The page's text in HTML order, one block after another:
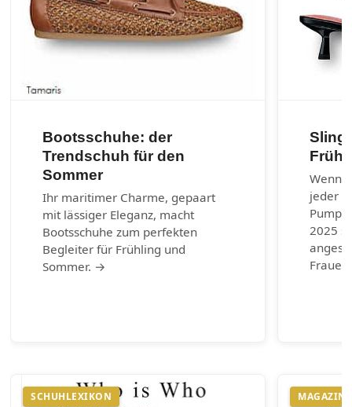
Bootsschuhe: der
Trendschuh für den
Sommer
Ihr maritimer Charme, gepaart
mit lässiger Eleganz, macht
Bootsschuhe zum perfekten
Begleiter für Frühling und
Sommer. →
Wenn
jeder
2025
SCHUHLEXIKON MAGAZIN